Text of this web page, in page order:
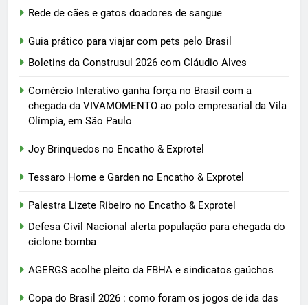
Rede de cães e gatos doadores de sangue
Guia prático para viajar com pets pelo Brasil
Boletins da Construsul 2026 com Cláudio Alves
Comércio Interativo ganha força no Brasil com a
chegada da VIVAMOMENTO ao polo empresarial da Vila
Olímpia, em São Paulo
Joy Brinquedos no Encatho & Exprotel
Tessaro Home e Garden no Encatho & Exprotel
Palestra Lizete Ribeiro no Encatho & Exprotel
Defesa Civil Nacional alerta população para chegada do
ciclone bomba
AGERGS acolhe pleito da FBHA e sindicatos gaúchos
Copa do Brasil 2026 : como foram os jogos de ida das